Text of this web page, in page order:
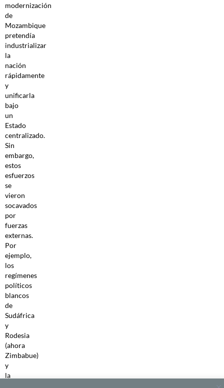
modernización
de
Mozambique
pretendía
industrializar
la
nación
rápidamente
y
unificarla
bajo
un
Estado
centralizado.
Sin
embargo,
estos
esfuerzos
se
vieron
socavados
por
fuerzas
externas.
Por
ejemplo,
los
regímenes
políticos
blancos
de
Sudáfrica
y
Rodesia
(ahora
Zimbabue)
y
la